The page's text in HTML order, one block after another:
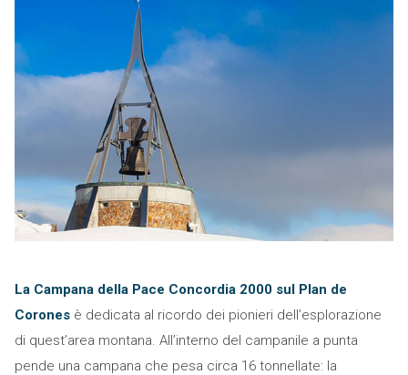
La Campana della Pace Concordia 2000 sul Plan de
Coronesè dedicata al ricordo dei pionieri dell’esplorazione
di quest’area montana. All’interno del campanile a punta
pende una campana che pesa circa 16 tonnellate: la